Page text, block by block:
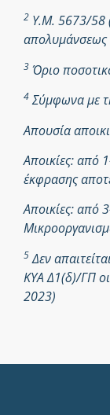
2 Υ.Μ. 5673/58
3 Όριο
4Σύμφωνα με
Απουσία
Αποικίες: από
έκφρασης
Αποικίες: από
5Δεν
ΚΥΑ Δ1(δ)/ΓΠ
2023)